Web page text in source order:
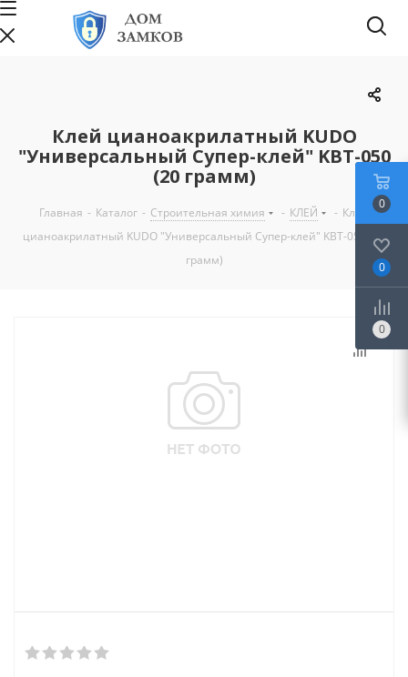
Клей цианоакрилатный KUDO
"Универсальный Супер-клей" KBT-050
(20 грамм)
Главная - Каталог - Строительная химия - КЛЕЙ - Клей
цианоакрилатный KUDO "Универсальный Супер-клей" KBT-050 (20
грамм)
0
0
0